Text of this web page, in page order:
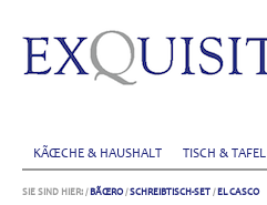
KÃŒCHE & HAUSHALT TISCH & TAFEL
SIE SIND HIER: / BÃŒRO/SCHREIBTISCH-SET / EL CASCO